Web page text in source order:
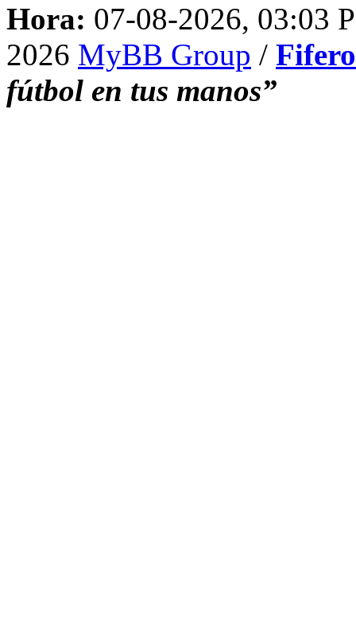
Hora: 07-08-2026, 03:03
2026 MyBB Group /
fútbol en tus manos”